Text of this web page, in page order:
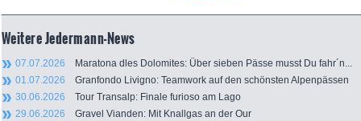
Weitere Jedermann-News
07.07.2026 Maratona dles Dolomites: Über sieben Pässe musst Du fahr´n...
01.07.2026 Granfondo Livigno: Teamwork auf den schönsten Alpenpässen
30.06.2026 Tour Transalp: Finale furioso am Lago
29.06.2026 Gravel Vianden: Mit Knallgas an der Our